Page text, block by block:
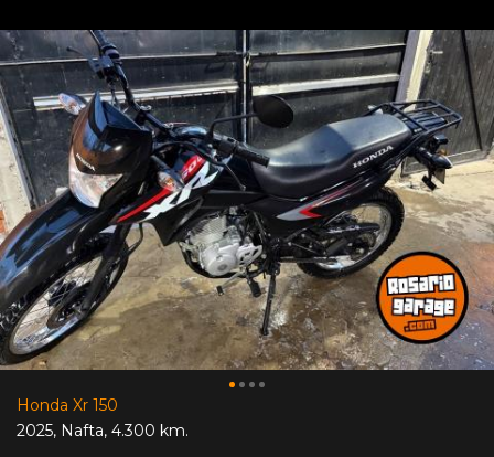
Honda Xr 150
2025, Nafta, 4.300 km.